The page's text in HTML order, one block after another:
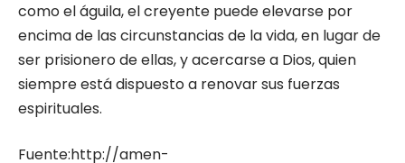
como el águila, el creyente puede elevarse por
encima de las circunstancias de la vida, en lugar de
ser prisionero de ellas, y acercarse a Dios, quien
siempre está dispuesto a renovar sus fuerzas
espirituales.
Fuente:http://amen-